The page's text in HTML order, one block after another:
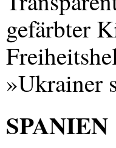
gefärbter
»Ukrainer
SPANIEN